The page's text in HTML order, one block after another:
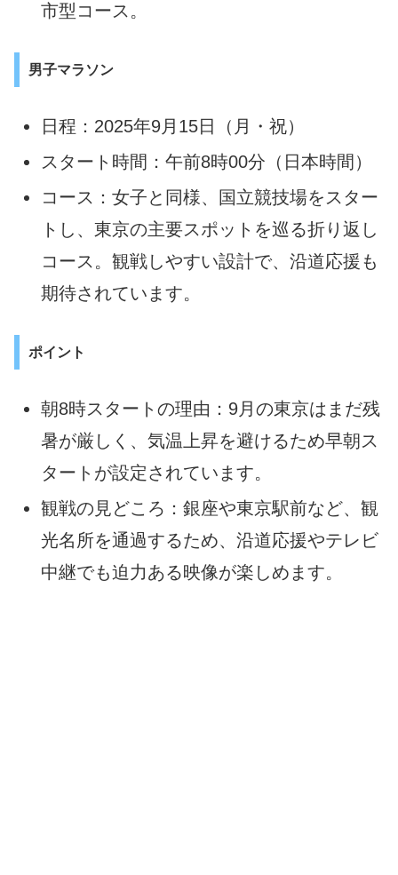
市型コース。
男子マラソン
日程：2025年9月15日（月・祝）
スタート時間：午前8時00分（日本時間）
コース：女子と同様、国立競技場をスター
トし、東京の主要スポットを巡る折り返し
コース。観戦しやすい設計で、沿道応援も
期待されています。
ポイント
朝8時スタートの理由：9月の東京はまだ残
暑が厳しく、気温上昇を避けるため早朝ス
タートが設定されています。
観戦の見どころ：銀座や東京駅前など、観
光名所を通過するため、沿道応援やテレビ
中継でも迫力ある映像が楽しめます。